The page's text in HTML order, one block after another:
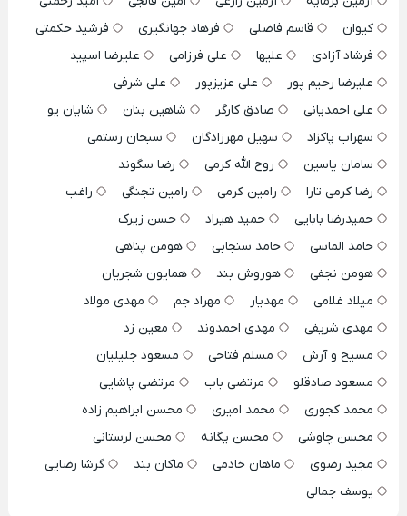
کیوان
قاسم فاضلی فرهاد جهانگیری
فرشید حکمتی
فرشاد آزادی
علیها علی فرزامی
علیرضا اسپید
علیرضا رحیم پور
علی عزیزپور
علی شرفی
علی احمدیانی
صادق کارگر شاهین بنان
شایان یو
سهراب پاکزاد
سهیل مهرزادگان
سبحان رستمی
سامان یاسین
روح الله کرمی
رضا سگوند
رضا کرمی تارا
رامین کرمی رامین تجنگی
راغب
حمیدرضا بابایی
حمید هیراد
حسن زیرک
حامد الماسی
حامد سنجابی
هومن پناهی
هومن نجفی
هوروش بند
همایون شجریان
میلاد غلامی
مهدیار مهراد جم
مهدی مولاد
مهدی شریفی
مهدی احمدوند
معین زد
مسیح و آرش
مسلم فتاحی
مسعود جلیلیان
مسعود صادقلو
مرتضی باب
مرتضی پاشایی
محمد کجوری
محمد امیری
محسن ابراهیم زاده
محسن چاوشی
محسن یگانه
محسن لرستانی
مجید رضوی
ماهان خادمی ماکان بند
گرشا رضایی
یوسف جمالی